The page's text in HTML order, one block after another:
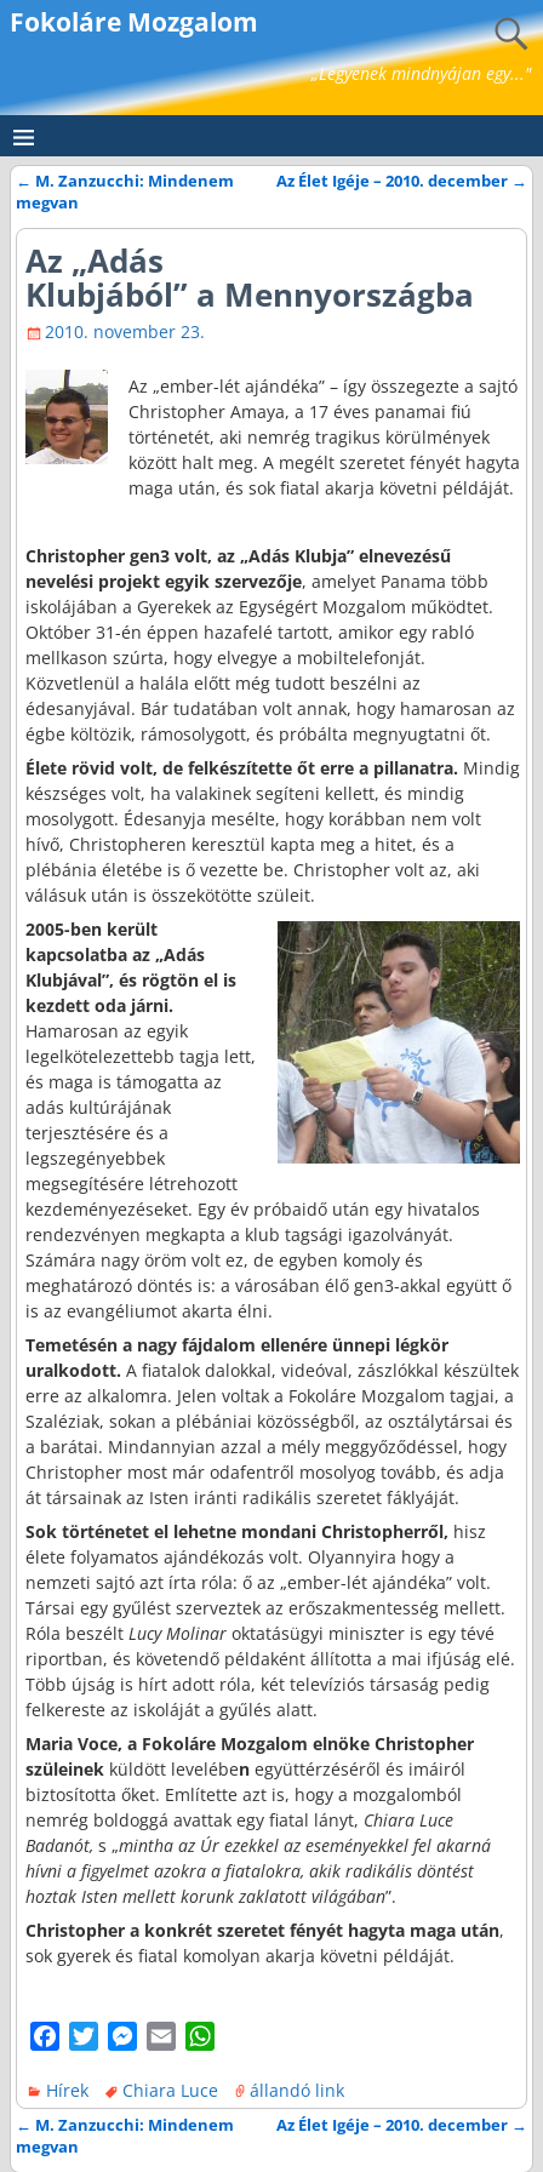
Fokoláre Mozgalom
„Legyenek mindnyájan egy..."
Bejegyzés navigáció
← M. Zanzucchi: Mindenem
megvan
Az Élet Igéje – 2010. december →
Az „Adás
Klubjából” a Mennyországba
2010. november 23.
Az „ember-lét ajándéka” – így összegezte a sajtó
Christopher Amaya, a 17 éves panamai fiú
történetét, aki nemrég tragikus körülmények
között halt meg. A megélt szeretet fényét hagyta
maga után, és sok fiatal akarja követni példáját.
Christopher gen3 volt, az „Adás Klubja” elnevezésű
nevelési projekt egyik szervezője, amelyet Panama több
iskolájában a Gyerekek az Egységért Mozgalom működtet.
Október 31-én éppen hazafelé tartott, amikor egy rabló
mellkason szúrta, hogy elvegye a mobiltelefonját.
Közvetlenül a halála előtt még tudott beszélni az
édesanyjával. Bár tudatában volt annak, hogy hamarosan az
égbe költözik, rámosolygott, és próbálta megnyugtatni őt.
Élete rövid volt, de felkészítette őt erre a pillanatra. Mindig
készséges volt, ha valakinek segíteni kellett, és mindig
mosolygott. Édesanyja mesélte, hogy korábban nem volt
hívő, Christopheren keresztül kapta meg a hitet, és a
plébánia életébe is ő vezette be. Christopher volt az, aki
válásuk után is összekötötte szüleit.
2005-ben került
kapcsolatba az „Adás
Klubjával”, és rögtön el is
kezdett oda járni.
Hamarosan az egyik
legelkötelezettebb tagja lett,
és maga is támogatta az
adás kultúrájának
terjesztésére és a
legszegényebbek
megsegítésére létrehozott
kezdeményezéseket. Egy év próbaidő után egy hivatalos
rendezvényen megkapta a klub tagsági igazolványát.
Számára nagy öröm volt ez, de egyben komoly és
meghatározó döntés is: a városában élő gen3-akkal együtt ő
is az evangéliumot akarta élni.
Temetésén a nagy fájdalom ellenére ünnepi légkör
uralkodott. A fiatalok dalokkal, videóval, zászlókkal készültek
erre az alkalomra. Jelen voltak a Fokoláre Mozgalom tagjai, a
Szaléziak, sokan a plébániai közösségből, az osztálytársai és
a barátai. Mindannyian azzal a mély meggyőződéssel, hogy
Christopher most már odafentről mosolyog tovább, és adja
át társainak az Isten iránti radikális szeretet fáklyáját.
Sok történetet el lehetne mondani Christopherről, hisz
élete folyamatos ajándékozás volt. Olyannyira hogy a
nemzeti sajtó azt írta róla: ő az „ember-lét ajándéka” volt.
Társai egy gyűlést szerveztek az erőszakmentesség mellett.
Róla beszélt Lucy Molinaroktatásügyi miniszter is egy tévé
riportban, és követendő példaként állította a mai ifjúság elé.
Több újság is hírt adott róla, két televíziós társaság pedig
felkereste az iskoláját a gyűlés alatt.
Maria Voce, a Fokoláre Mozgalom elnöke Christopher
szüleinek küldött levelébenegyüttérzéséről és imáiról
biztosította őket. Említette azt is, hogy a mozgalomból
nemrég boldoggá avattak egy fiatal lányt, Chiara Luce
Badanót, s „mintha az Úr ezekkel az eseményekkel fel akarná
hívni a figyelmet azokra a fiatalokra, akik radikális döntést
hoztak Isten mellett korunk zaklatott világában”.
Christopher a konkrét szeretet fényét hagyta maga után,
sok gyerek és fiatal komolyan akarja követni példáját.
c
e
b
t
M
s
s
a
i
a
t
Hírek Chiara Luce állandó link
Bejegyzés navigáció
← M. Zanzucchi: Mindenem
megvan
Az Élet Igéje – 2010. december →